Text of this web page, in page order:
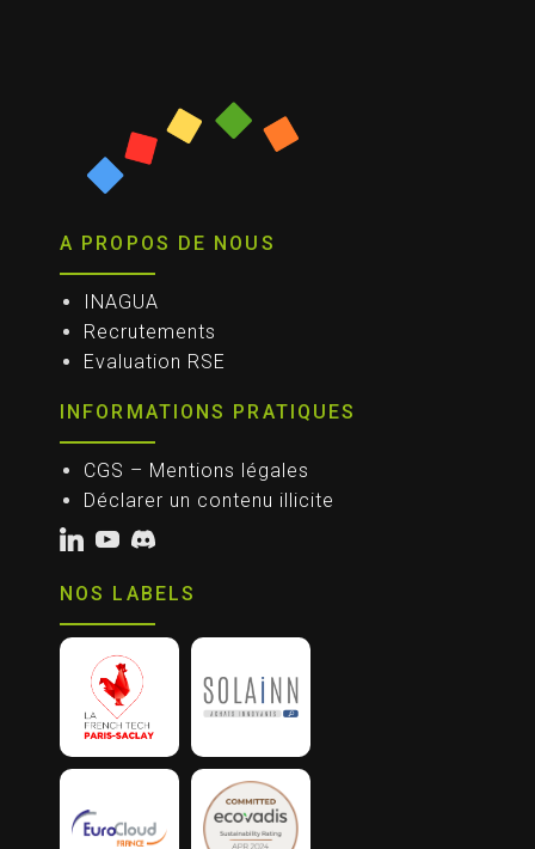
A PROPOS DE NOUS
INAGUA
Recrutements
Evaluation RSE
INFORMATIONS PRATIQUES
CGS – Mentions légales
Déclarer un contenu illicite
NOS LABELS